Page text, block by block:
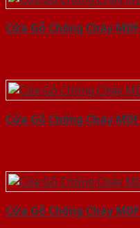
Cửa Gỗ Chống Cháy
Cửa Gỗ Chống Cháy
Cửa Gỗ Chống Cháy